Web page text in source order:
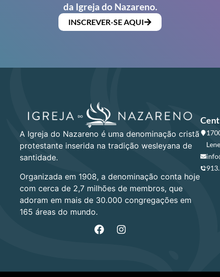
da Igreja do Nazareno.
INSCREVER-SE AQUI
A Igreja do Nazareno é uma denominação cristã
protestante inserida na tradição wesleyana de
santidade.
Organizada em 1908, a denominação conta hoje
com cerca de 2,7 milhões de membros, que
adoram em mais de 30.000 congregações em
165 áreas do mundo.